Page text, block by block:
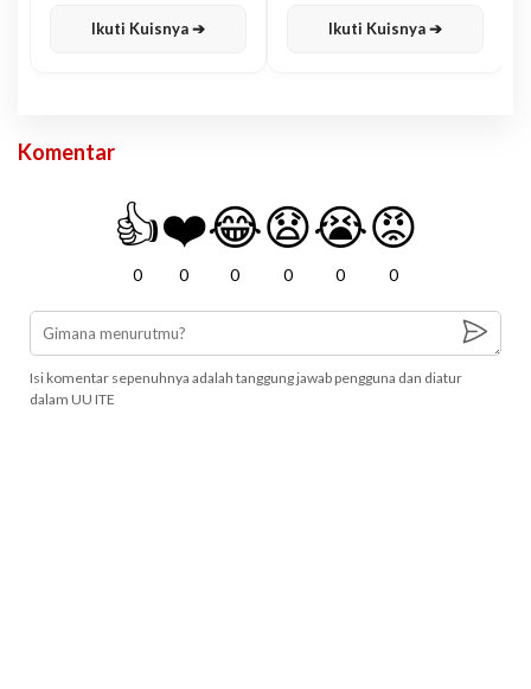
Ikuti Kuisnya ➔ Ikuti Kuisnya ➔
Komentar
👍
0
❤️
0
😂
0
😧
0
😭
0
😡
0
Isi komentar sepenuhnya adalah tanggung jawab pengguna dan diatur
dalam UU ITE